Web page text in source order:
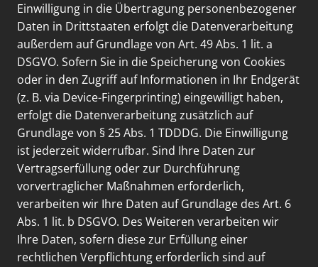
Einwilligung in die Übertragung personenbezogener
Daten in Drittstaaten erfolgt die Datenverarbeitung
außerdem auf Grundlage von Art. 49 Abs. 1 lit. a
DSGVO. Sofern Sie in die Speicherung von Cookies
oder in den Zugriff auf Informationen in Ihr Endgerät
(z. B. via Device-Fingerprinting) eingewilligt haben,
erfolgt die Datenverarbeitung zusätzlich auf
Grundlage von § 25 Abs. 1 TDDDG. Die Einwilligung
ist jederzeit widerrufbar. Sind Ihre Daten zur
Vertragserfüllung oder zur Durchführung
vorvertraglicher Maßnahmen erforderlich,
verarbeiten wir Ihre Daten auf Grundlage des Art. 6
Abs. 1 lit. b DSGVO. Des Weiteren verarbeiten wir
Ihre Daten, sofern diese zur Erfüllung einer
rechtlichen Verpflichtung erforderlich sind auf